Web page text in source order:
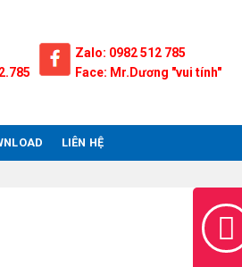
Zalo: 0982 512 785
Face: Mr.Dương "vui tính"
LIÊN HỆ